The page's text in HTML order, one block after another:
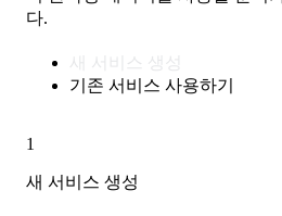
다.
새 서비스 생성
기존 서비스 사용하기
1
새 서비스 생성